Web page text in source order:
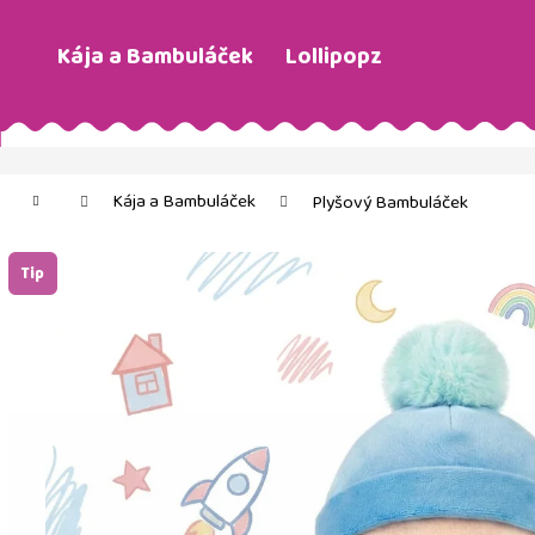
Kája a Bambuláček Lollipopz
Domů Kája a Bambuláček Plyšový Bambuláček
Tip
í
Zpět
obchodu
Zpět
obchodu
Co potřebujete najít?